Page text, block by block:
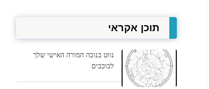
תוכן אקראי
נווט בנובה המורה האישי שלך
לכוכבים